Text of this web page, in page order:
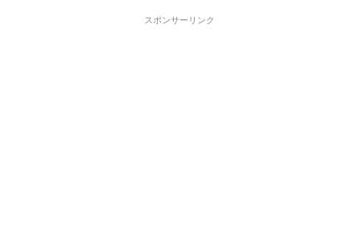
スポンサーリンク